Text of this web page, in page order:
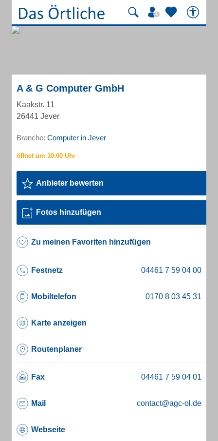
A & G Computer GmbH
Kaakstr. 11
26441 Jever
Branche: Computer in Jever
Anbieter bewerten
Fotos hinzufügen
Zu meinen Favoriten hinzufügen
Festnetz
Mobiltelefon
Karte anzeigen
Routenplaner
Fax
Mail contact@agc-ol.de
Webseite